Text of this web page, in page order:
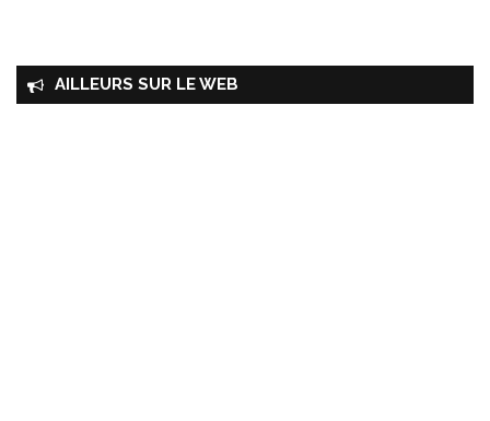
AILLEURS SUR LE WEB